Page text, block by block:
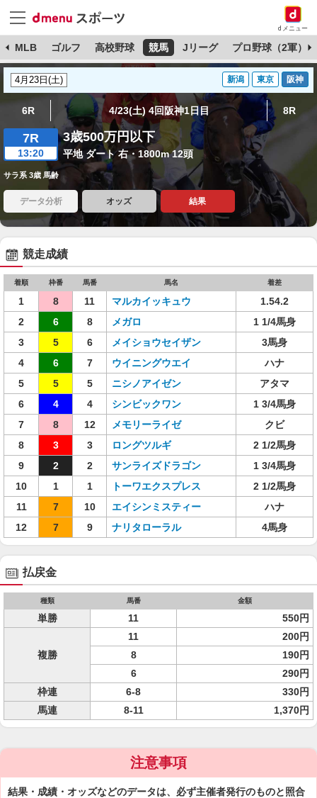
dメニュー
MLB ゴルフ 高校野球 競馬 Jリーグ プロ野球（2軍）
新潟 東京 阪神
6R 4/23(土) 4回阪神1日目 8R
7R
13:20
3歳500万円以下
平地 ダート 右・1800m 12頭
サラ系 3歳 馬齢
データ分析 オッズ 結果
競走成績
着順 枠番 馬番 馬名 着差
1 8 11 マルカイッキュウ
1.54.2
2
6 8 メガロ
1 1/4馬身
3
5 6 メイショウセイザン
3馬身
4
6 7 ウイニングウエイ
ハナ
5
5 5 ニシノアイゼン
アタマ
6
4 4 シンビックワン
1 3/4馬身
7
8 12 メモリーライゼ
クビ
8
3 3 ロングツルギ
2 1/2馬身
9
2 2 サンライズドラゴン
1 3/4馬身
10
1 1 トーワエクスプレス
2 1/2馬身
11
7 10 エイシンミスティー
ハナ
12
7 9 ナリタローラル 4馬身
払戻金
種類 馬番 金額
単勝 11 550円
複勝
11
200円
8
190円
6
290円
枠連
6-8
330円
馬連
8-11 1,370円
注意事項
結果・成績・オッズなどのデータは、必ず主催者発行のものと照合